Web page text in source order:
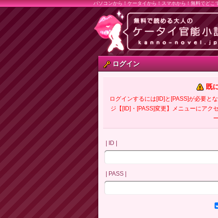
パソコンから！ケータイから！スマホから！無料でどこ
ログイン
既
ログインするには[ID]と[PASS]が必要と
ジ【[ID]・[PASS]変更】メニューにアク
| ID |
| PASS |